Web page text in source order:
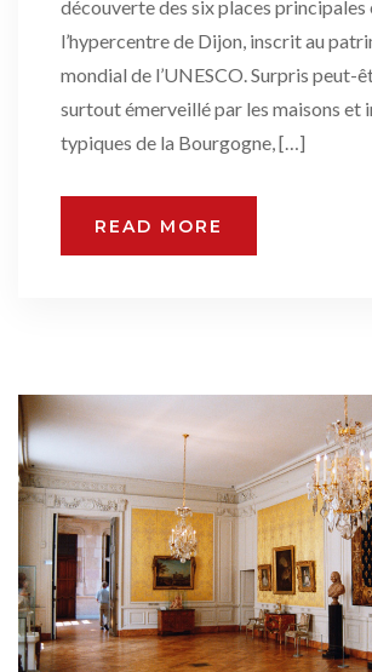
découverte des six places principales
l’hypercentre de Dijon, inscrit au
mondial de l’UNESCO. Surpris peut-
surtout émerveillé par les maisons et
typiques de la Bourgogne, […]
READ MORE